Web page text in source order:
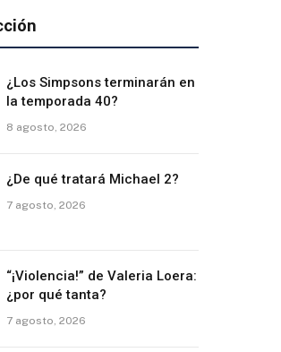
¿Los Simpsons terminarán en
la temporada 40?
8 agosto, 2026
¿De qué tratará Michael 2?
7 agosto, 2026
“¡Violencia!” de Valeria Loera:
¿por qué tanta?
7 agosto, 2026